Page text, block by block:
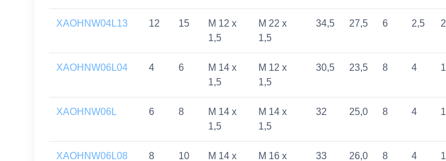
XAOHNW04L13 12 15
M 12 x
1,5
M 22 x
1,5
34,5 27,5 6 2,5
XAOHNW06L04 4 6
M 14 x
1,5
M 12 x
1,5
30,5 23,5 8 4
XAOHNW06L 6 8
M 14 x
1,5
M 14 x
1,5
32 25,0 8 4
XAOHNW06L08 8 10 M 14 x M 16 x 33 26,0 8 4